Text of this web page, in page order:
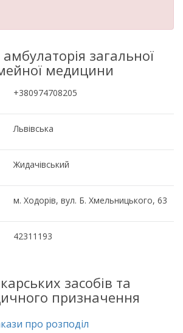
загальної
медицини
+380974708205
Львівська
Жидачівський
м. Ходорів, вул. Б. Хмельницького, 63
42311193
засобів та
призначення
про розподіл